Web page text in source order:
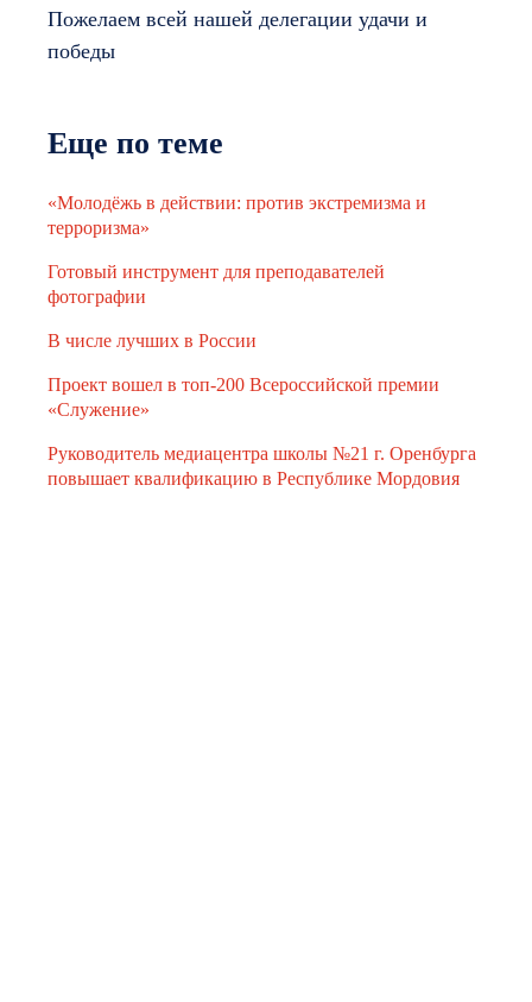
Пожелаем всей нашей делегации удачи и
победы
Еще по теме
«Молодёжь в действии: против экстремизма и
терроризма»
Готовый инструмент для преподавателей
фотографии
В числе лучших в России
Проект вошел в топ-200 Всероссийской премии
«Служение»
Руководитель медиацентра школы №21 г. Оренбурга
повышает квалификацию в Республике Мордовия